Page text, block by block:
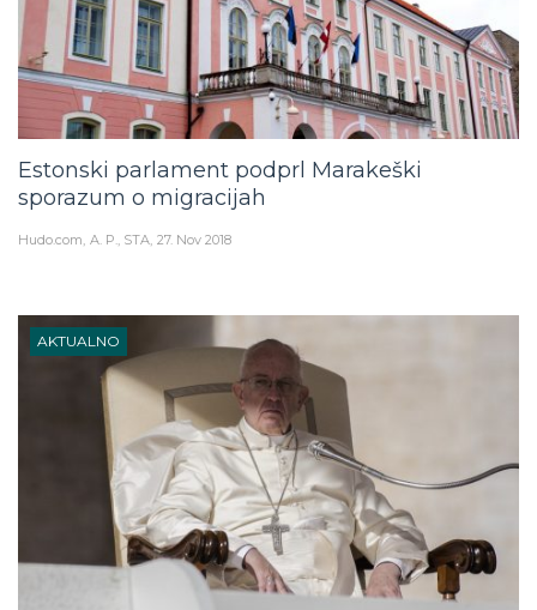
Estonski parlament podprl Marakeški
sporazum o migracijah
Hudo.com A. P., STA 27. Nov 2018
AKTUALNO